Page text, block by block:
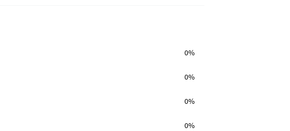
0%
0%
0%
0%